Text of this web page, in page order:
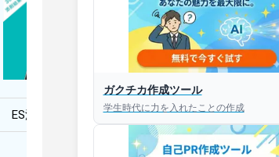
ES添削・面接対策アプリ【無料】
ガクチカ作成ツール
学生時代に力を入れたことの作成